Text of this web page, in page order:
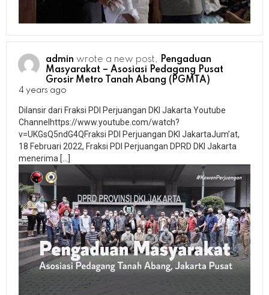
admin wrote a new post, Pengaduan
Masyarakat – Asosiasi Pedagang Pusat
Grosir Metro Tanah Abang (PGMTA)
4 years ago
Dilansir dari Fraksi PDI Perjuangan DKI Jakarta Youtube
Channelhttps://www.youtube.com/watch?
v=UKGsQ5ndG4QFraksi PDI Perjuangan DKI JakartaJum’at,
18 Februari 2022, Fraksi PDI Perjuangan DPRD DKI Jakarta
menerima […]